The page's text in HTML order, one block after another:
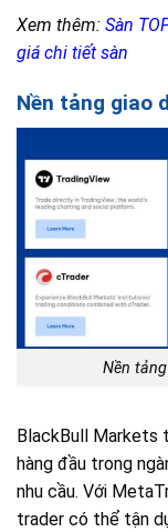
Xem thêm: Sàn
giá chi tiết sàn
Nền tảng giao
Nền
BlackBull Markets
hàng đầu trong
nhu cầu. Với
trader có thể tận